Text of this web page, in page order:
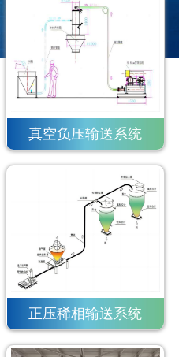
真空负压输送系统
正压稀相输送系统